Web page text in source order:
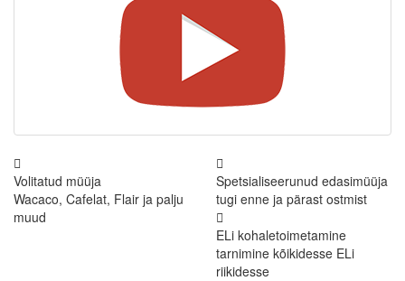
Volitatud müüja
Wacaco, Cafelat, Flair ja palju
muud
Spetsialiseerunud edasimüüja
tugi enne ja pärast ostmist
ELi kohaletoimetamine
tarnimine kõikidesse ELi
riikidesse